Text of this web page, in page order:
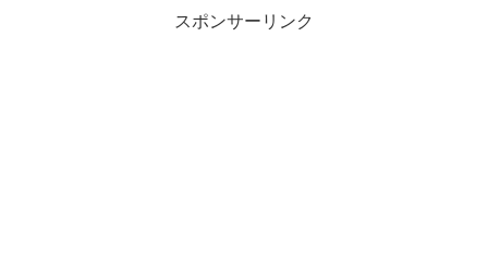
スポンサーリンク